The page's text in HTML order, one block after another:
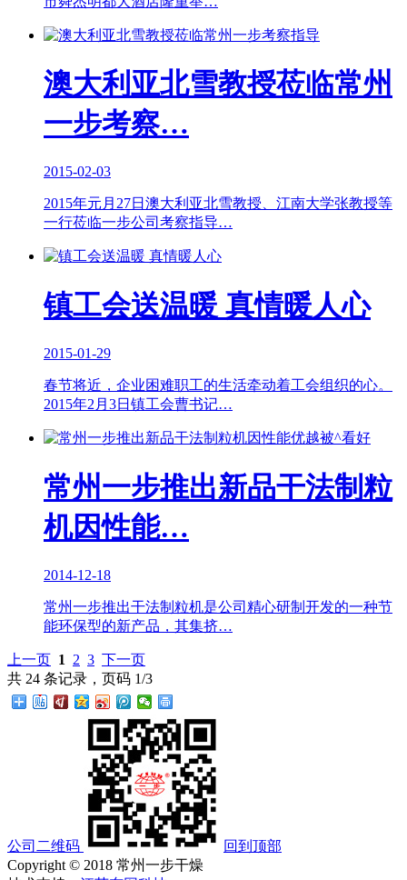
澳大利亚北雪教授莅临常州
一步考察…
2015-02-03
2015年元月27日澳大利亚北雪教授、江南大学张教授等
一行莅临一步公司考察指导…
镇工会送温暖 真情暖人心
2015-01-29
春节将近，企业困难职工的生活牵动着工会组织的心。
2015年2月3日镇工会曹书记…
常州一步推出新品干法制粒
机因性能…
2014-12-18
常州一步推出干法制粒机是公司精心研制开发的一种节
能环保型的新产品，其集挤…
上一页 1 2 3 下一页
共 24 条记录，页码 1/3
公司二维码
回到顶部
Copyright © 2018 常州一步干燥